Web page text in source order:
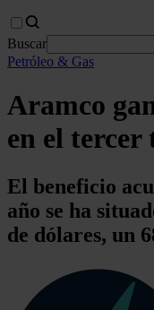
Buscar
Petróleo & Gas
Aramco
en el
El beneficio
año se ha
de dólares, un